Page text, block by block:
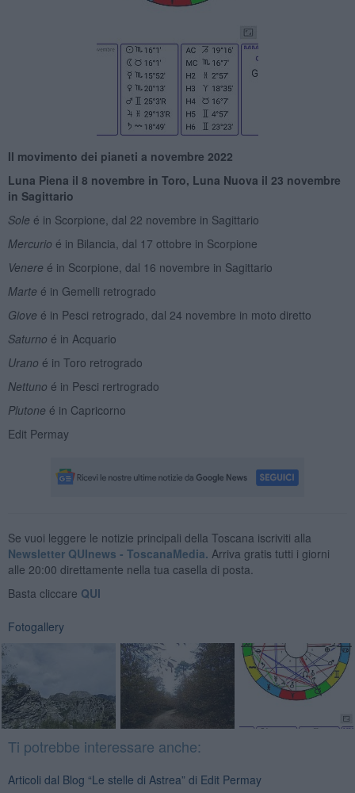
Il movimento dei pianeti a novembre 2022
Luna Piena il 8 novembre in Toro, Luna Nuova il 23 novembre
in Sagittario
Sole é in Scorpione, dal 22 novembre in Sagittario
Mercurio é in Bilancia, dal 17 ottobre in Scorpione
Venere é in Scorpione, dal 16 novembre in Sagittario
Marte é in Gemelli retrogrado
Giove é in Pesci retrogrado, dal 24 novembre in moto diretto
Saturno é in Acquario
Urano é in Toro retrogrado
Nettuno é in Pesci rertrogrado
Plutone é in Capricorno
Edit Permay
Se vuoi leggere le notizie principali della Toscana iscriviti alla
Newsletter QUInews - ToscanaMedia. Arriva gratis tutti i giorni
alle 20:00 direttamente nella tua casella di posta.
Basta cliccare QUI
Fotogallery
Ti potrebbe interessare anche:
Articoli dal Blog “Le stelle di Astrea” di Edit Permay